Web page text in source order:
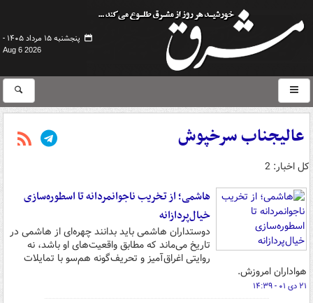
پنجشنبه ۱۵ مرداد ۱۴۰۵ -
Aug 6 2026
عالیجناب سرخپوش
کل اخبار: 2
هاشمی؛ از تخریب ناجوانمردانه تا اسطوره‌سازی
خیال‌پردازانه
دوستداران هاشمی باید بدانند چهره‌ای از هاشمی در
تاریخ می‌ماند که مطابق واقعیت‌های او باشد، نه
روایتی اغراق‌آمیز و تحریف‌گونه هم‌سو با تمایلات
هواداران امروزش.
۲۱ دی ۰۱ - ۱۴:۳۹